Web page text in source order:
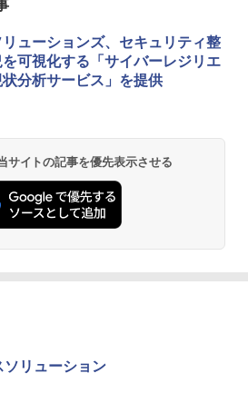
リューションズ、セキュリティ整
可視化する「サイバーレジリエ
状分析サービス」を提供
サイトの記事を優先表示させる
リューション